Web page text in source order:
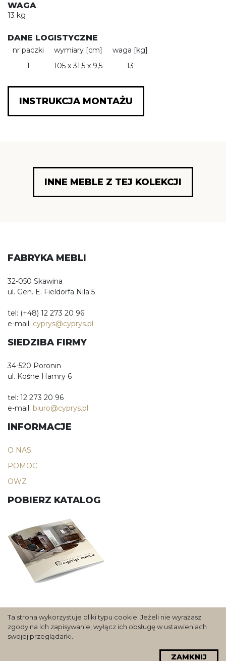
WAGA
13 kg
DANE LOGISTYCZNE
nr paczki wymiary [cm]
waga [kg]
1
105 x 31,5 x 9,5 13
INSTRUKCJA MONTAŻU
INNE MEBLE Z TEJ KOLEKCJI
FABRYKA MEBLI
32-050 Skawina
ul. Gen. E. Fieldorfa Nila 5
tel: (+48) 12 273 20 96
e-mail: cyprys@cyprys.pl
SIEDZIBA FIRMY
34-520 Poronin
ul. Kośne Hamry 6
tel: 12 273 20 96
e-mail: biuro@cyprys.pl
INFORMACJE
O NAS
POMOC
OWZ
POBIERZ KATALOG
Copyright 2020 Cyprys
Realizacja:FSi
Ta strona wykorzystuje pliki typu cookie. Jeżeli nie wyrażasz
zgody na ich zapisywanie, wyłącz ich obsługę w ustawieniach
swojej przeglądarki.
ZAMKNIJ